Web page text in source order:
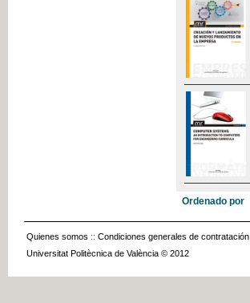
Ordenado por
Quienes somos :: Condiciones generales de contratación
Universitat Politècnica de València © 2012